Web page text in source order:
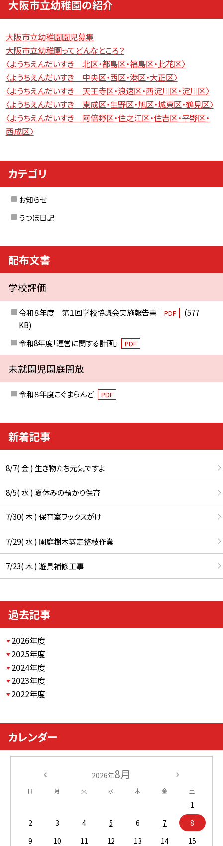
大阪市立幼稚園の紹介
大阪市立幼稚園園児募集
大阪市立幼稚園ってどんなところ？
〈ようちえんだいすき 北区・都島区・福島区・此花区〉
〈ようちえんだいすき 中央区・西区・港区・大正区〉
〈ようちえんだいすき 天王寺区・浪速区・西淀川区・淀川区〉
〈ようちえんだいすき 東成区・生野区・旭区・城東区・鶴見区〉
〈ようちえんだいすき 阿倍野区・住之江区・住吉区・平野区・
西成区〉
カテゴリ
お知らせ
うつぼ日記
配布文書
学校評価
令和８年度 第１回学校協議会実施報告書 PDF
(577
KB)
令和8年度「運営に関する計画」
PDF
未就園児園庭開放
令和８年度こぐまらんど PDF
新着記事
8/7( 金 ) 生き物たち元気ですよ
8/5( 水 ) 夏休みの預かり保育
7/30( 木 ) 保育室ワックスがけ
7/29( 水 ) 園庭樹木剪定整枝作業
7/23( 木 ) 遊具補修工事
過去記事
2026年度
2025年度
2024年度
2023年度
2022年度
カレンダー
2026年8月
日 月 火 水 木 金 土
1
2
3 4 5 6 7
8
9
10 11 12 13 14
15